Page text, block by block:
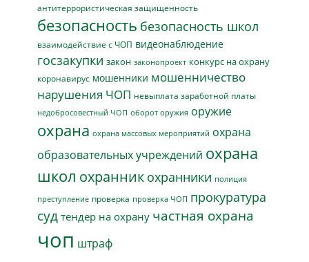
антитеррористическая защищенность
безопасность безопасность школ
взаимодействие с ЧОП видеонаблюдение
госзакупки закон законопроект конкурс на охрану
коронавирус мошенники мошенничество
нарушения ЧОП невыплата заработной платы
недобросовестный ЧОП оборот оружия оружие
охрана охрана массовых мероприятий охрана
образовательных учреждений охрана
школ охранник охранники полиция
преступление проверка проверка ЧОП прокуратура
суд тендер на охрану частная охрана
чоп штраф